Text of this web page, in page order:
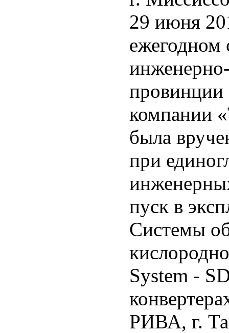
29 июня
ежегодном
провинции
компании
была
при
пуск в
Системы
System -
РИВА, г.